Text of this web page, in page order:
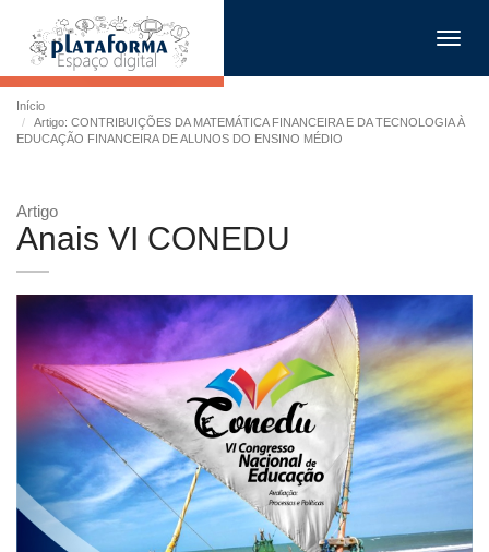
Início
Artigo: CONTRIBUIÇÕES DA MATEMÁTICA FINANCEIRA E DA TECNOLOGIA À
EDUCAÇÃO FINANCEIRA DE ALUNOS DO ENSINO MÉDIO
Artigo
Anais VI CONEDU